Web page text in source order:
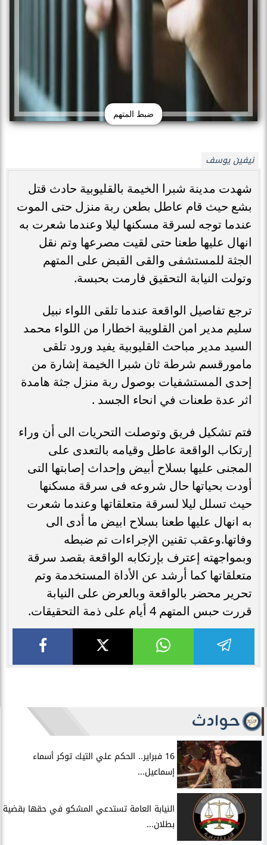
ضبط المتهم
نيفين يوسف
شهدت مدينة شبرا الخيمة بالقليوبية حادث قتل
بشع حيث قام عاطل بطعن ربة منزل حتى الموت
عندما توجه لسرقة مسكنها ليلا وعندما شعرت به
انهال عليها طعنا حتى لقيت مصرعها وتم نقل
الجثة للمستشفى والقى القبض على المتهم
وتولت النيابة التحقيق فارمت بحبسة.
ترجع تفاصيل الواقعة عندما تلقى اللواء نبيل
سليم مدير امن القلويبة اخطارا من اللواء محمد
السيد مدير مباحث القليوبية يفيد ورود تلقى
مامورقسم شرطة ثان شبرا الخيمة إشارة من
إحدى المستشفيات بوصول ربة منزل جثة هامدة
اثر عدة طعنات في انحاء الجسد .
فتم تشكيل فريق وتوصلت التحريات الى أن وراء
إرتكاب الواقعة عاطل وقيامه بالتعدى على
المجنى عليها بسلاح أبيض وإحداث إصابتها التى
أودت بحياتها حال شروعه فى سرقة مسكنها
حيث تسلل ليلا لسرقة متعلقاتها وعندما شعرت
به انهال عليها طعنا بسلاح ابيض ما أدى الى
وفاتها.وعقب تقنين الإجراءات تم ضبطه
وبمواجهته إعترف بإرتكابه الواقعة بقصد سرقة
متعلقاتها كما أرشد عن الأداة المستخدمة وتم
تحرير محضر بالواقعة وبالعرض على النيابة
قررت حبس المتهم 4 أيام على ذمة التحقيقات.
حوادث
16 فبراير.. الحكم علي التيك توكر أسماء
إسماعيل...
النيابة العامة تستدعي المشكو في حقها بقضية
بطلان...